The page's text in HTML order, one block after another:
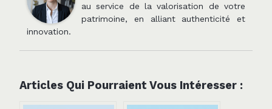
au service de la valorisation de votre
patrimoine, en alliant authenticité et
innovation.
Articles Qui Pourraient Vous Intéresser :